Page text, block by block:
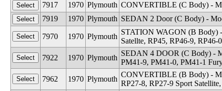
7917
1970 Plymouth CONVERTIBLE (C Body) -
7919
1970 Plymouth SEDAN 2 Door (C Body) -
7970 1970 Plymouth
STATION WAGON (B Body)
Satellte, RP45, RP46-9, RP46-
7922
1970 Plymouth
SEDAN 4 DOOR (C Body) -
PM41-9, PM41-0, PM41-1
7962
1970 Plymouth
CONVERTIBLE (B Body) -
RP27-8, RP27-9 Sport